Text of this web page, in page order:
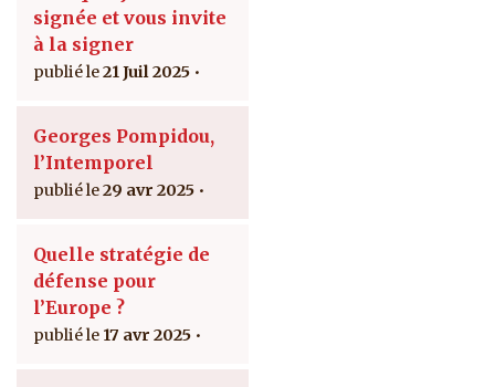
signée et vous invite
à la signer
21 Juil 2025
Georges Pompidou,
l’Intemporel
29 avr 2025
Quelle stratégie de
défense pour
l’Europe ?
17 avr 2025